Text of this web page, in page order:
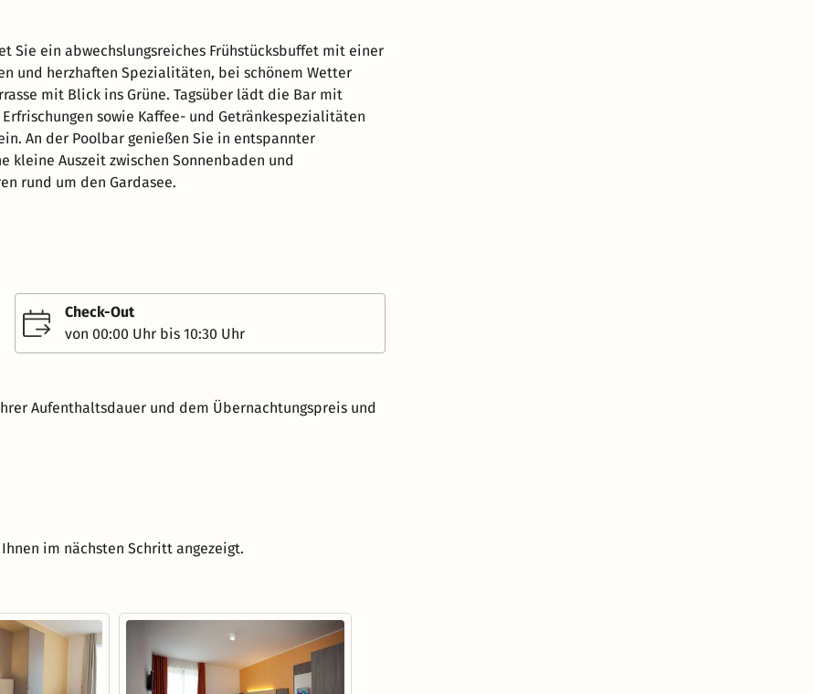
Sie ein abwechslungsreiches Frühstücksbuffet mit einer
und herzhaften Spezialitäten, bei schönem Wetter
mit Blick ins Grüne. Tagsüber lädt die Bar mit
sowie Kaffee- und Getränkespezialitäten
An der Poolbar genießen Sie in entspannter
kleine Auszeit zwischen Sonnenbaden und
rund um den Gardasee.
Check-Out
von 00:00 Uhr bis 10:30 Uhr
Aufenthaltsdauer und dem Übernachtungspreis und
im nächsten Schritt angezeigt.